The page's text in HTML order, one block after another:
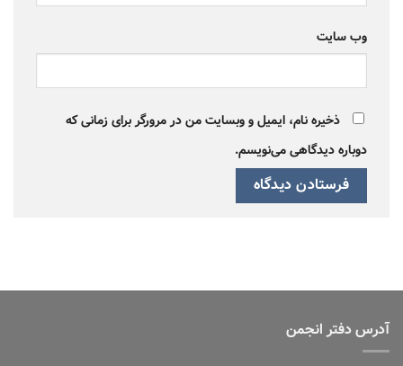
وب‌ سایت
ذخیره نام، ایمیل و وبسایت من در مرورگر برای زمانی که
دوباره دیدگاهی می‌نویسم.
آدرس دفتر انجمن